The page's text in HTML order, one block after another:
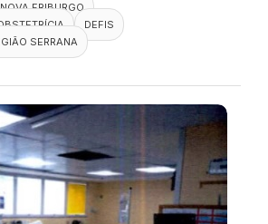
NOVA FRIBURGO
DEFIS
SERRANA